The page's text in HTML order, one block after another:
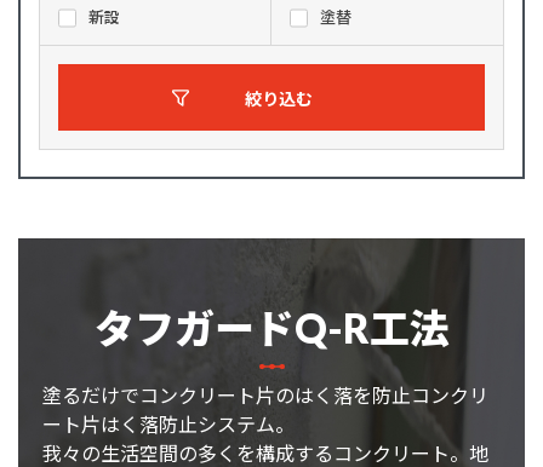
新設 塗替
絞り込む
タフガードQ-R工法
塗るだけでコンクリート片のはく落を防止コンクリ
ート片はく落防止システム。
我々の生活空間の多くを構成するコンクリート。地